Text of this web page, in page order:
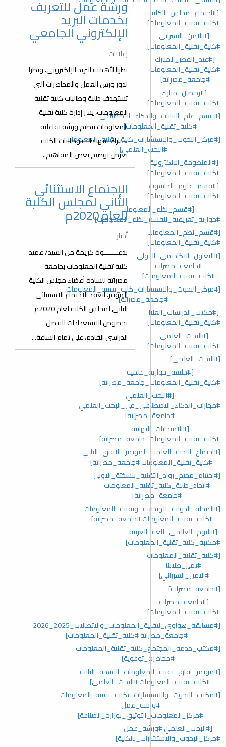
[#اجتماع_مجلس_الكلية
#كلية_تقنية_المعلومات]
[#الامن_السبراني
#كلية_تقنية_المعلومات]
[#عيد_الفطر_المبارك
#كلية_تقنية_المعلومات
#جامعة_مصراتة]
[#رمضان_مبارك
#كلية_تقنية_المعلومات]
[#قسم_علم_البيانات_والذكاء_الاصطناعي
#كلية_تقنية_المعلومات]
[#مركز_البحوث_والاستشارات_كلية_تقنية_المعلومات
#البحث_العلمي]
[#المنظومة_الالكترونية
#كلية_تقنية_المعلومات]
[#قسم_علوم_الحاسوب
#كلية_تقنية_المعلومات]
[#قسم_نظم_المعلومات
#حوارية_تعريفية_للقسم_نظم_المعلومات]
[#قسم_نظم_المعلومات
#كلية_تقنية_المعلومات]
[#التعاون_الاكاديمي_الدولي
#جامعة_مصراتة
#كلية_تقنية_المعلومات]
[#مركز_البحوث_والاستشارات_كلية_تقنية_المعلومات
#جامعة_مصراتة]
[#مكتب_الدراسات_العليا
#كلية_تقنية_المعلومات]
[#البحث_العلمي
#كلية_تقنية_المعلومات]
[#البحث_العلمي]
[#جلسة_حوارية_علمية
#كلية_تقنية_المعلومات_جامعة_مصراتة]
[#البحث_العلمي
#مهارات_الذكاء_الاصطناعي_في_البحث_العلمي
#جامعة_مصراتة]
[#الامتحانات_النهائية
#كلية_تقنية_المعلومات_جامعة_مصراتة]
[#اجتماع_اللجنة_العلمية_لمؤتمر_الافاق_الثاني
#كلية_تقنية_المعلومات #جامعة_مصراتة]
[#اختتام_مخيم_رواد_التقنية_بنسختة_الاولى
#اتحاد_طلبة_كلية_تقنية_المعلومات
#جامعة_مصراتة]
[#المجلة_الدولية_للهندسة_وتقنية_المعلومات
#كلية_تقنية_المعلومات #جامعة_مصراتة]
[#اليوم_العالمي_للغة_العربية
#مكتبة_كلية_تقنية_المعلومات]
[#كلية_تقنية_المعلومات
#تميز_طلابنا
#الامن_السبراني]
[#جامعة_مصراتة]
[#جامعة_مصراتة
#كلية_تقنية_المعلومات]
[#مسابقة_هواوي_لتقنية_المعلومات_والاتصالات_2025_2026
#جامعة_مصراتة #كلية_تقنية_المعلومات]
[#مكتب_خدمة_المجتمع_كلية_تقنية_المعلومات
#محاضرة_توعوية]
[#مؤتمر_افاق_تقنية_المعلومات_النسخة_الثانية
#كلية_تقنية_المعلومات #البحث_العلمي]
[#مكتب_البحوث_والاستشارات_بكلية_تقنية_المعلومات
#ورشة_عمل
#مركز_المعلومات_التوثيق_بوزارة_الصناعة]
[#البحث_العلمي #ورشة_عمل
#مركز_البحوث_والاستشارات_بالكلية]
ورشة عمل للتعريف
بخدمات البريد
الإلكتروني الجامعي
إعلانات
نظراا ﻷهمية البريد الإلكتروني، ونظرا
لدور ورش العمل والمحاضرات التي
تستهدف طلبة وطالبات كلية تقنية
المعلومات، يسر إدارة كلية تقنية
المعلومات تنظيم ورشة تفاعلية
يشارك فيها طلبة وطالبات الكلية
بغرض توضيح بعض المفاهيم...
الإجتماع الاستثنائي
الثاني لمجلس الكلية
للعام 2020م
أخبار
بدعـــــــوة كريمة من السيد/ عميد
كلية تقنية المعلومات بجامعة
مصراتة للسادة أعضاء مجلس الكلية
الموقر، انعقد الإجتماع الاستثنائي
الثاني لمجلس الكلية لعام 2020م
بخصوص الاستعدادات للفصل
الدراسي القادم، على تمام الساعة...